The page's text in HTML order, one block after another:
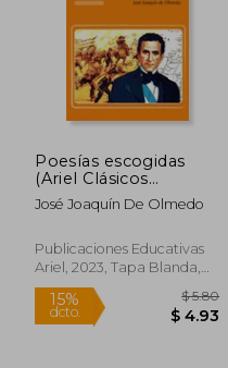
Poesías escogidas
(Ariel Clásicos
Ecuatorianos)
José Joaquín De Olmedo
Publicaciones Educativas
Ariel, 2023, Tapa Blanda,
Nuevo